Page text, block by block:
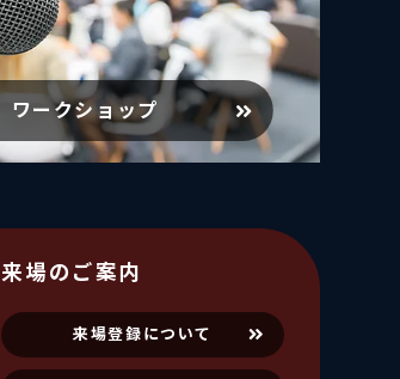
ワークショップ
来場のご案内
来場登録について